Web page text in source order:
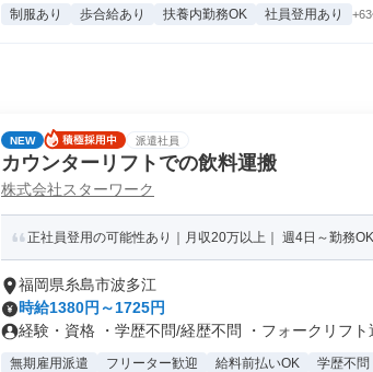
制服あり 歩合給あり 扶養内勤務OK 社員登用あり
NEW 派遣社員
カウンターリフトでの飲料運搬
株式会社スターワーク
正社員登用の可能性あり｜月収20万以上｜ 週4日～勤務
福岡県糸島市波多江
時給1380円～1725円
経験・資格 ・学歴不問/経歴不問 ・フォークリフト
無期雇用派遣 フリーター歓迎 給料前払いOK 学歴不問